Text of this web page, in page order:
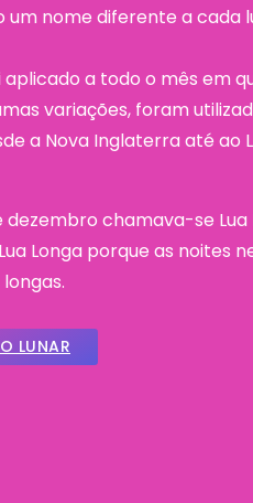
um nome diferente a cada
aplicado a todo o mês em
variações, foram
a Nova Inglaterra até ao
dezembro chamava-se
Longa porque as noites
LUNAR